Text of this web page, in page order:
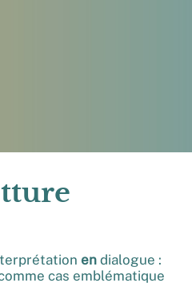
en dialogue :
cas emblématique